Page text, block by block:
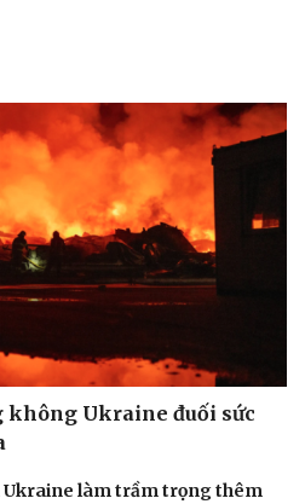
Ukraine đuối sức
Ukraine làm trầm trọng thêm